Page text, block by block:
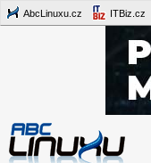
AbcLinuxu.cz ITBiz.cz